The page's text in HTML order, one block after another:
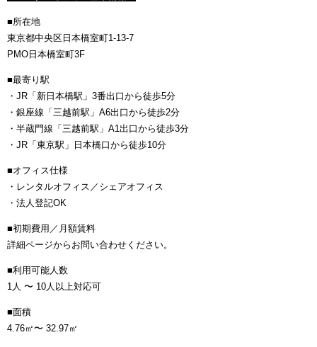
■所在地
東京都中央区日本橋室町1-13-7
PMO日本橋室町3F
■最寄り駅
・JR「新日本橋駅」3番出口から徒歩5分
・銀座線「三越前駅」A6出口から徒歩2分
・半蔵門線「三越前駅」A1出口から徒歩3分
・JR「東京駅」日本橋口から徒歩10分
■オフィス仕様
・レンタルオフィス／シェアオフィス
・法人登記OK
■初期費用／月額賃料
詳細ページからお問い合わせください。
■利用可能人数
1人 〜 10人以上対応可
■面積
4.76㎡〜 32.97㎡